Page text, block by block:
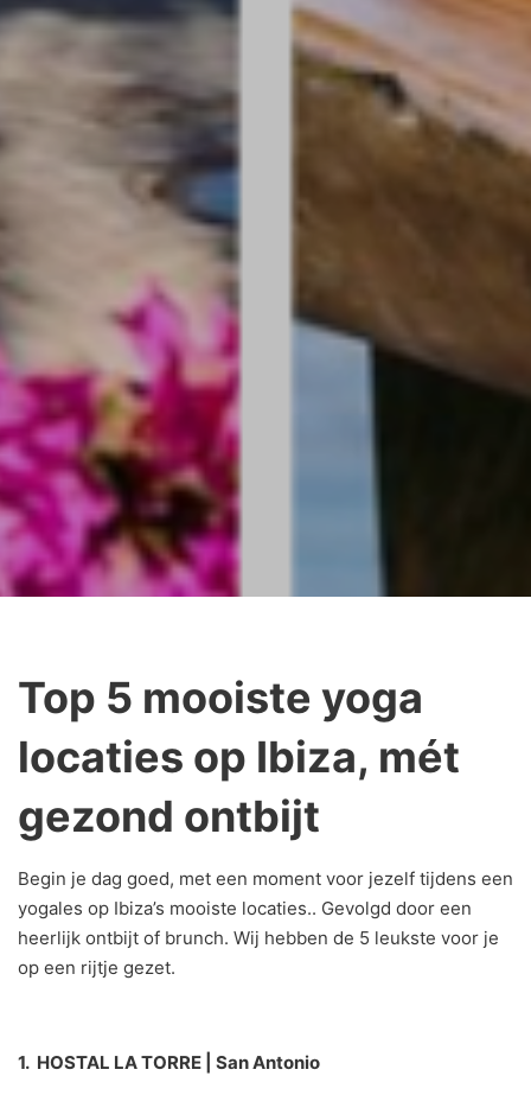
Top 5 mooiste yoga
locaties op Ibiza, mét
gezond ontbijt
Begin je dag goed, met een moment voor jezelf tijdens een
yogales op Ibiza’s mooiste locaties.. Gevolgd door een
heerlijk ontbijt of brunch. Wij hebben de 5 leukste voor je
op een rijtje gezet.
1. HOSTAL LA TORRE | San Antonio